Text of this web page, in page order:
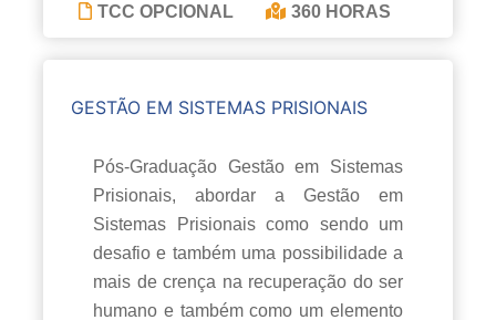
TCC OPCIONAL
360 HORAS
GESTÃO EM SISTEMAS PRISIONAIS
Pós-Graduação Gestão em Sistemas
Prisionais, abordar a Gestão em
Sistemas Prisionais como sendo um
desafio e também uma possibilidade a
mais de crença na recuperação do ser
humano e também como um elemento